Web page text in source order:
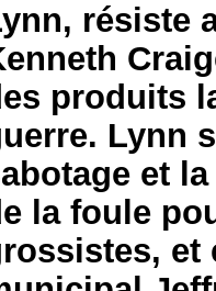
résiste
produits
Lynn
et
la foule
et